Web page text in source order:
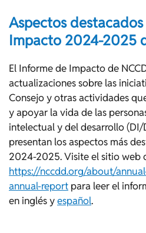
Aspectos
Impacto 2024-2025
El Informe de Impacto de
actualizaciones sobre las
Consejo y otras actividades
y apoyar la vida de las
intelectual y del desarrollo (DI/
presentan los aspectos más
2024-2025. Visite el sitio web
https://nccdd.org/about/
annual-report para leer el
en inglés yespañol.